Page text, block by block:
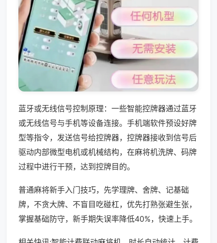
蓝牙或无线信号控制原理：一些智能控牌器通过蓝牙
或无线信号与手机等设备连接。手机端软件预设好牌
型等指令，发送信号给控牌器，控牌器接收到信号后
驱动内部微型电机或机械结构，在麻将机洗牌、码牌
过程中进行干预，达到控牌目的。
普通麻将新手入门技巧，先学理牌、舍牌、记基础
牌，不贪大牌、不盲目吃碰杠，优先打熟张避生张，
掌握基础防守，新手期失误率降低40%，快速上手。